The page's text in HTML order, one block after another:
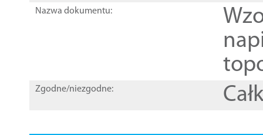
Nazwa dokumentu:
Zgodne/niezgodne: